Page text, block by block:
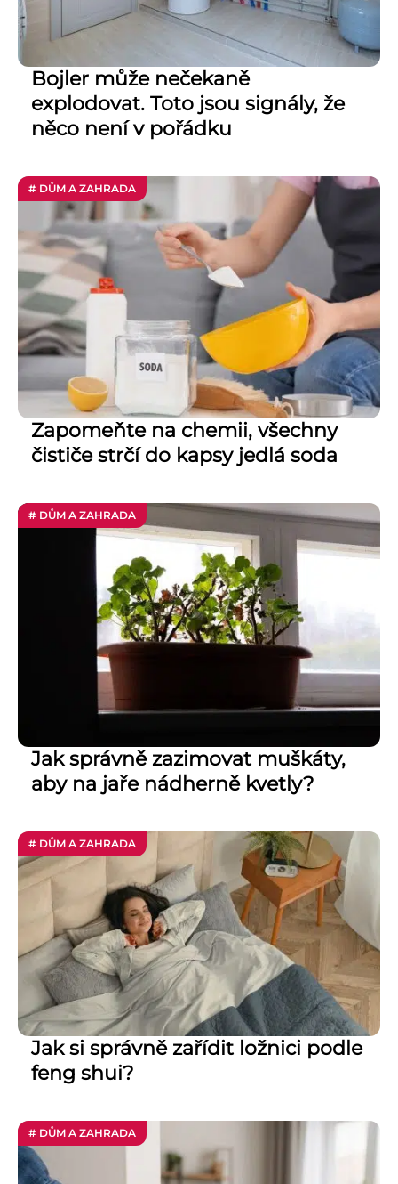
Bojler může nečekaně
explodovat. Toto jsou signály, že
něco není v pořádku
# DŮM A ZAHRADA
Zapomeňte na chemii, všechny
čističe strčí do kapsy jedlá soda
# DŮM A ZAHRADA
Jak správně zazimovat muškáty,
aby na jaře nádherně kvetly?
# DŮM A ZAHRADA
Jak si správně zařídit ložnici podle
feng shui?
# DŮM A ZAHRADA